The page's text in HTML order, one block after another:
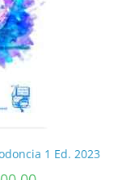
1 Ed. 2023